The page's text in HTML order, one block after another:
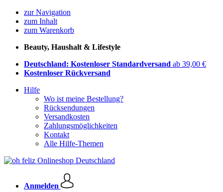
zur Navigation
zum Inhalt
zum Warenkorb
Beauty, Haushalt & Lifestyle
Deutschland: Kostenloser Standardversand ab 39,00 €
Kostenloser Rückversand
Hilfe
Wo ist meine Bestellung?
Rücksendungen
Versandkosten
Zahlungsmöglichkeiten
Kontakt
Alle Hilfe-Themen
Anmelden